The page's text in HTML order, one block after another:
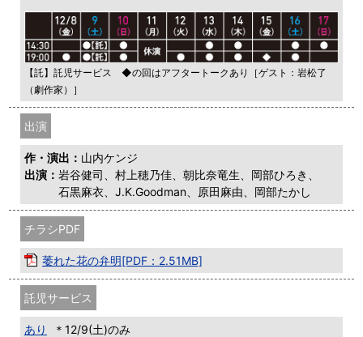
【託】託児サービス ◆の回はアフタートークあり［ゲスト：岩松了
（劇作家）］
出演
作・演出： 山内ケンジ
出演： 岩谷健司、村上穂乃佳、朝比奈竜生、岡部ひろき、
石黒麻衣、J.K.Goodman、原田麻由、岡部たかし
チラシPDF
萎れた花の弁明[PDF：2.51MB]
託児サービス
あり ＊12/9(土)のみ